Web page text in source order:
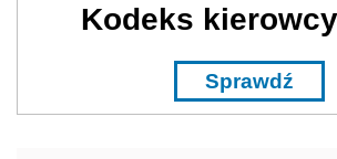
Kodeks
Sprawdź